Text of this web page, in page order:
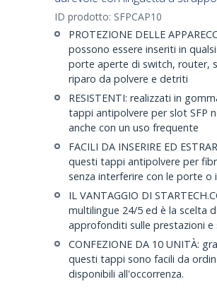
ID prodotto: SFPCAP10
PROTEZIONE DELLE
possono essere inseriti in
porte aperte di switch, router,
riparo da polvere e detriti
RESISTENTI: realizzati in
tappi antipolvere per slot SFP
anche con un uso frequente
FACILI DA INSERIRE ED
questi tappi antipolvere per
senza interferire con le porte o
IL VANTAGGIO DI
multilingue 24/5 ed è la scelta
approfonditi sulle prestazioni
CONFEZIONE DA 10 UNITÀ:
questi tappi sono facili da
disponibili all'occorrenza.